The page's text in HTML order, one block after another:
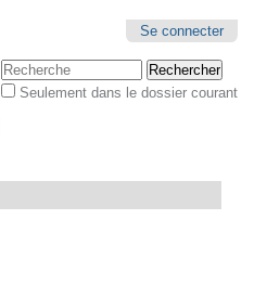
Se connecter
Chercher par
Seulement dans le dossier courant